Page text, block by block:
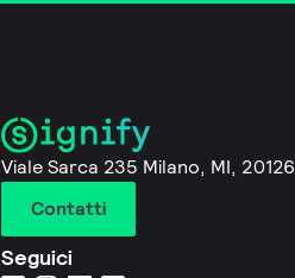
Viale Sarca 235 Milano, MI, 20126
Contatti
Seguici